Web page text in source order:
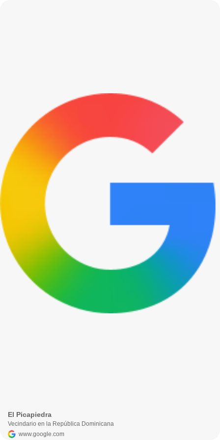
El Picapiedra
Vecindario en la República Dominicana
www.google.com